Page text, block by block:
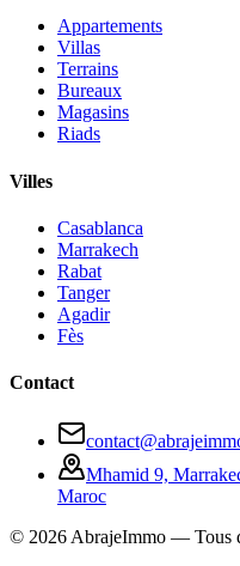
Appartements
Villas
Terrains
Bureaux
Magasins
Riads
Villes
Casablanca
Marrakech
Rabat
Tanger
Agadir
Fès
Contact
Mhamid 9,
Maroc
© 2026AbrajeImmo — Tous